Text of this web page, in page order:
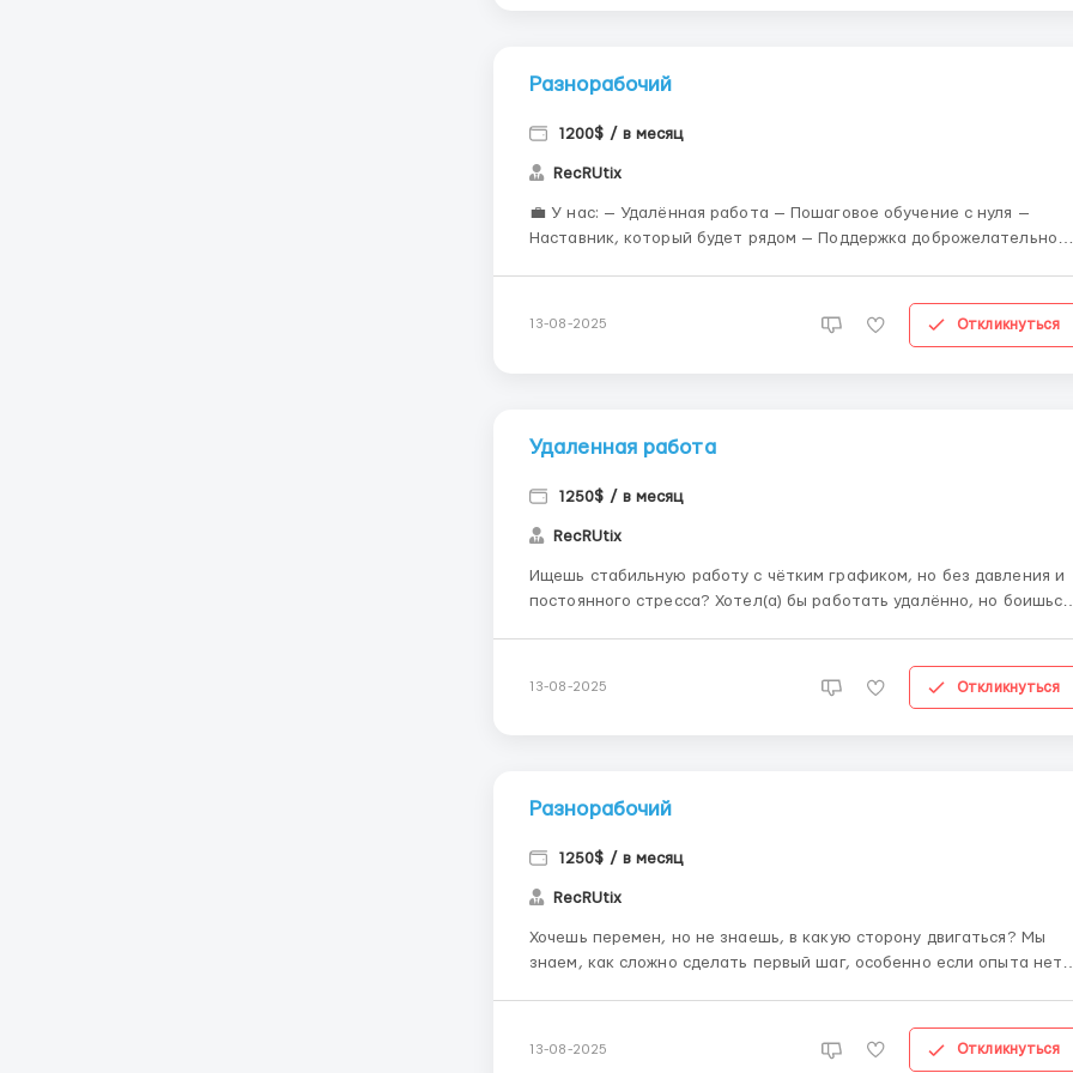
Разнорабочий
1200$ / в месяц
RecRUtix
💼 У нас: — Удалённая работа — Пошаговое обучение с нуля —
Наставник, который будет рядом — Поддержка доброжелательной
13-08-2025 Откликнуться
Удаленная работа
1250$ / в месяц
RecRUtix
Ищешь стабильную работу с чётким графиком, но без давления и
постоянного стресса? Хотел(а) бы работать удалённо, но
задача — быть внимательным, дисциплинированным ...
13-08-2025 Откликнуться
Разнорабочий
1250$ / в месяц
RecRUtix
Хочешь перемен, но не знаешь, в какую сторону двигаться? Мы
знаем, как сложно сделать первый шаг, особенно если опыта нет.
поддержку и реальные шансы на рост. 🔹 Вот что...
13-08-2025 Откликнуться